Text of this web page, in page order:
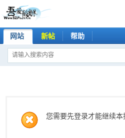
网站 新帖 帮助
您需要先登录才能继续本